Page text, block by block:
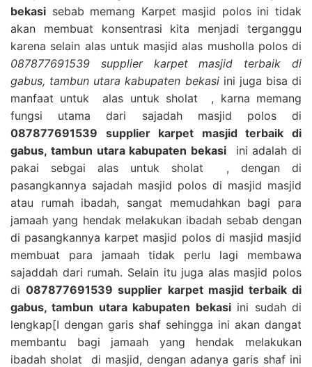
bekasi sebab memang Karpet masjid polos ini tidak
akan membuat konsentrasi kita menjadi terganggu
karena selain alas untuk masjid alas musholla polos di
087877691539 supplier karpet masjid terbaik di
gabus, tambun utara kabupaten bekasiini juga bisa di
manfaat untuk alas untuk sholat , karna memang
fungsi utama dari sajadah masjid polos di
087877691539 supplier karpet masjid terbaik di
gabus, tambun utara kabupaten bekasi ini adalah di
pakai sebgai alas untuk sholat , dengan di
pasangkannya sajadah masjid polos di masjid masjid
atau rumah ibadah, sangat memudahkan bagi para
jamaah yang hendak melakukan ibadah sebab dengan
di pasangkannya karpet masjid polos di masjid masjid
membuat para jamaah tidak perlu lagi membawa
sajaddah dari rumah. Selain itu juga alas masjid polos
di087877691539 supplier karpet masjid terbaik di
gabus, tambun utara kabupaten bekasiini sudah di
lengkap[I dengan garis shaf sehingga ini akan dangat
membantu bagi jamaah yang hendak melakukan
ibadah sholat di masjid, dengan adanya garis shaf ini